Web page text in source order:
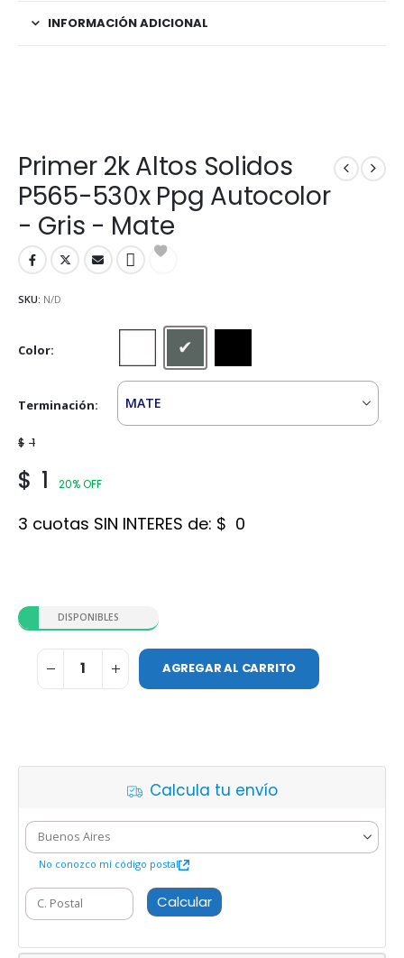
INFORMACIÓN ADICIONAL
Primer 2k Altos Solidos
P565-530x Ppg Autocolor
- Gris - Mate
SKU: N/D
Color Gris
Terminación
$ 1
$ 1 20% OFF
3 cuotas SIN INTERES de: $ 0
DISPONIBLES
AGREGAR AL CARRITO
Calcula tu envío
No conozco mi código postal
Calcular